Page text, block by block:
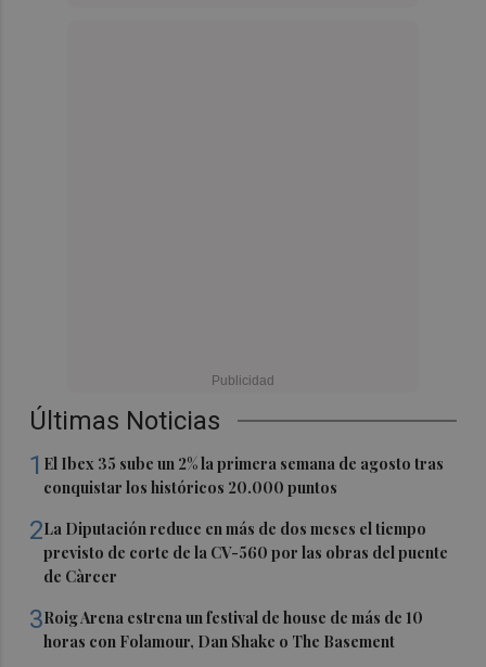
Últimas Noticias
1 El Ibex 35 sube un 2% la primera semana de agosto tras
conquistar los históricos 20.000 puntos
2La Diputación reduce en más de dos meses el tiempo
previsto de corte de la CV-560 por las obras del puente
de Càrcer
3Roig Arena estrena un festival de house de más de 10
horas con Folamour, Dan Shake o The Basement